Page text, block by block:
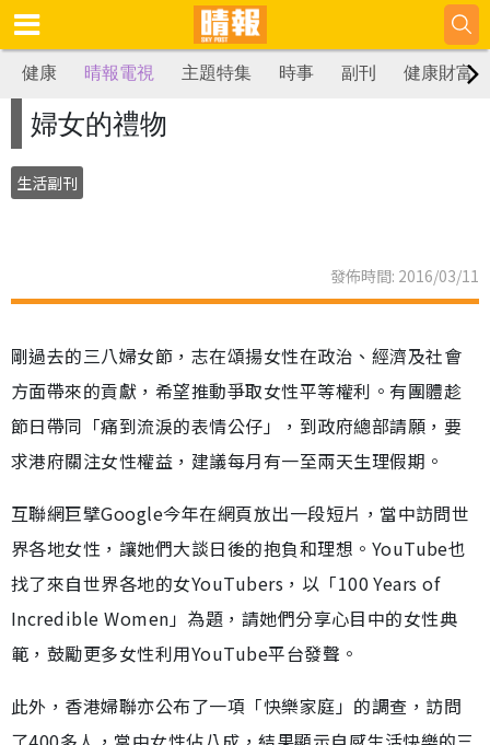
健康 晴報電視 主題特集 時事 副刊 健康財富
婦女的禮物
生活副刊
發佈時間: 2016/03/11
剛過去的三八婦女節，志在頌揚女性在政治、經濟及社會
方面帶來的貢獻，希望推動爭取女性平等權利。有團體趁
節日帶同「痛到流淚的表情公仔」，到政府總部請願，要
求港府關注女性權益，建議每月有一至兩天生理假期。
互聯網巨擘Google今年在網頁放出一段短片，當中訪問世
界各地女性，讓她們大談日後的抱負和理想。YouTube也
找了來自世界各地的女YouTubers，以「100 Years of
Incredible Women」為題，請她們分享心目中的女性典
範，鼓勵更多女性利用YouTube平台發聲。
此外，香港婦聯亦公布了一項「快樂家庭」的調查，訪問